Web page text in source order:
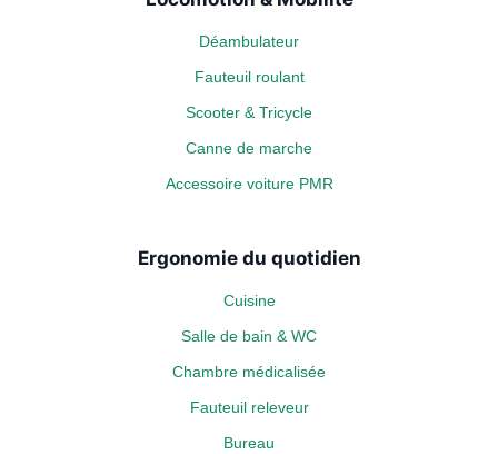
Déambulateur
Fauteuil roulant
Scooter & Tricycle
Canne de marche
Accessoire voiture PMR
Ergonomie du quotidien
Cuisine
Salle de bain & WC
Chambre médicalisée
Fauteuil releveur
Bureau